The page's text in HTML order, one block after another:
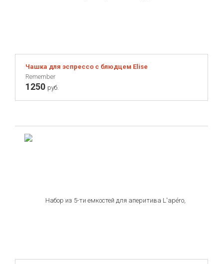
Чашка для эспрессо с блюдцем Elise
Remember
1250 руб.